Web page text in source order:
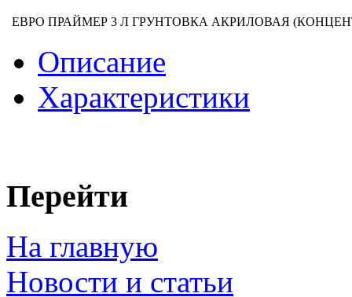
ЕВРО ПРАЙМЕР 3 Л ГРУНТОВКА АКРИЛОВАЯ
Описание
Характеристики
Перейти
На главную
Новости и статьи